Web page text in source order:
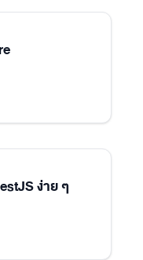
ง่าย ๆ